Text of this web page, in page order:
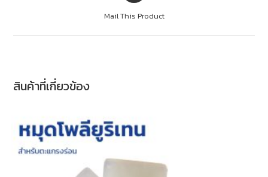
Mail This Product
สินค้าที่เกี่ยวข้อง